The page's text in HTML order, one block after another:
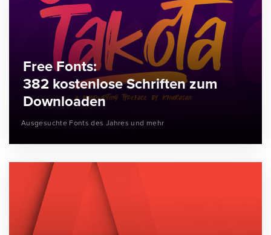
Free Fonts:
382 kostenlose Schriften zum
Downloaden
Ausgesuchte Fonts des Jahres und mehr